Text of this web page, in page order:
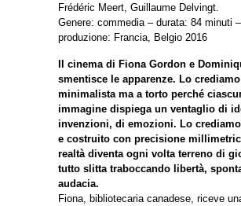
Frédéric Meert, Guillaume Delvingt.
Genere: commedia – durata: 84 minuti –
produzione: Francia, Belgio 2016
Il cinema di Fiona Gordon e
smentisce le apparenze. Lo crediamo
minimalista ma a torto perché
immagine dispiega un ventaglio di
invenzioni, di emozioni. Lo
e costruito con precisione
realtà diventa ogni volta terreno di
tutto slitta traboccando libertà,
audacia.
Fiona, bibliotecaria canadese, riceve